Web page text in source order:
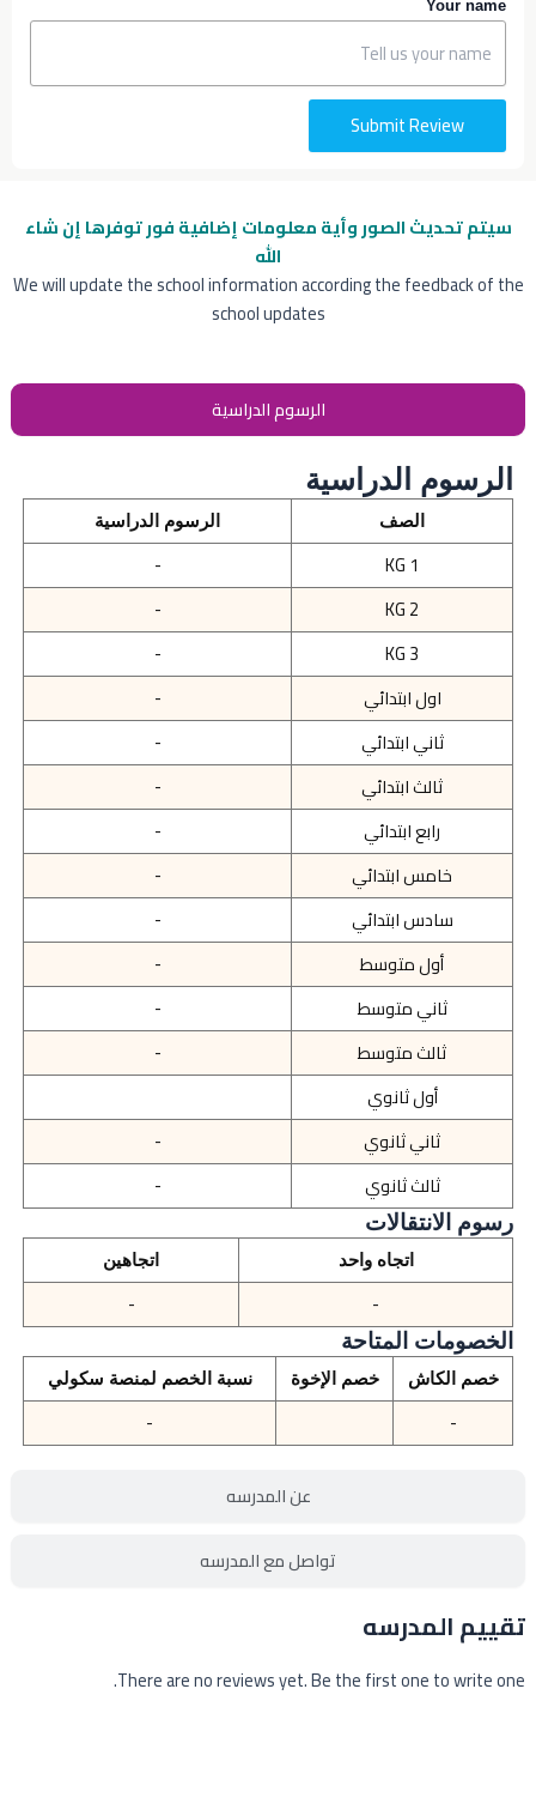
سيتم تحديث الصور وأية معلومات إضافيةفور توفرها إن شاء
الله
We will update the school information according the feedback of the
school updates
الرسوم الدراسية
عن المدرسه
تواصل مع المدرسه
الرسوم الدراسية
الصف الرسوم الدراسية
KG 1
-
KG 2
-
KG 3
-
اول ابتدائي
-
ثاني ابتدائي
-
ثالث ابتدائي
-
رابع ابتدائي
-
خامس ابتدائي
-
سادس ابتدائي
-
أول متوسط
-
ثاني متوسط
-
ثالث متوسط
-
أول ثانوي
ثاني ثانوي
-
ثالث ثانوي
-
رسوم الانتقالات
اتجاه واحد اتجاهين
-
-
الخصومات المتاحة
خصم الكاش خصم الإخوة نسبة الخصم لمنصة سكولي
-
-
تقييم المدرسه
There are no reviews yet. Be the first one to write one.
Your name
Submit Review